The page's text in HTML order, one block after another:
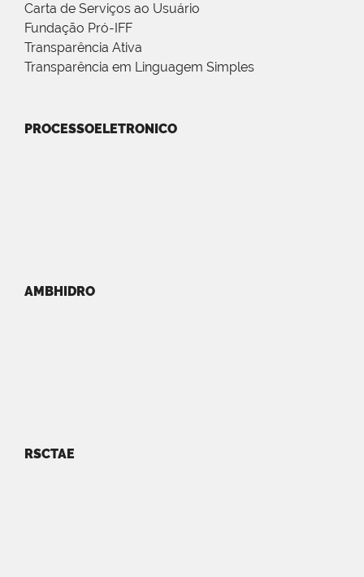
Carta de Serviços ao Usuário
Fundação Pró-IFF
Transparência Ativa
Transparência em Linguagem Simples
PROCESSOELETRONICO
AMBHIDRO
RSCTAE